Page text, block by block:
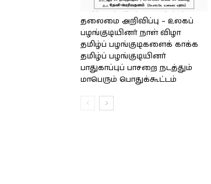
தலைமை அறிவிப்பு – உலகப்
பழங்குடியினர் நாள் விழா
தமிழ்ப் பழங்குடிகளைக் காக்க
தமிழ்ப் பழங்குடியினர்
பாதுகாப்புப் பாசறை நடத்தும்
மாபெரும் பொதுக்கூட்டம்